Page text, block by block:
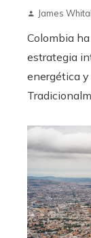
James
Colombia
estrategia
energética